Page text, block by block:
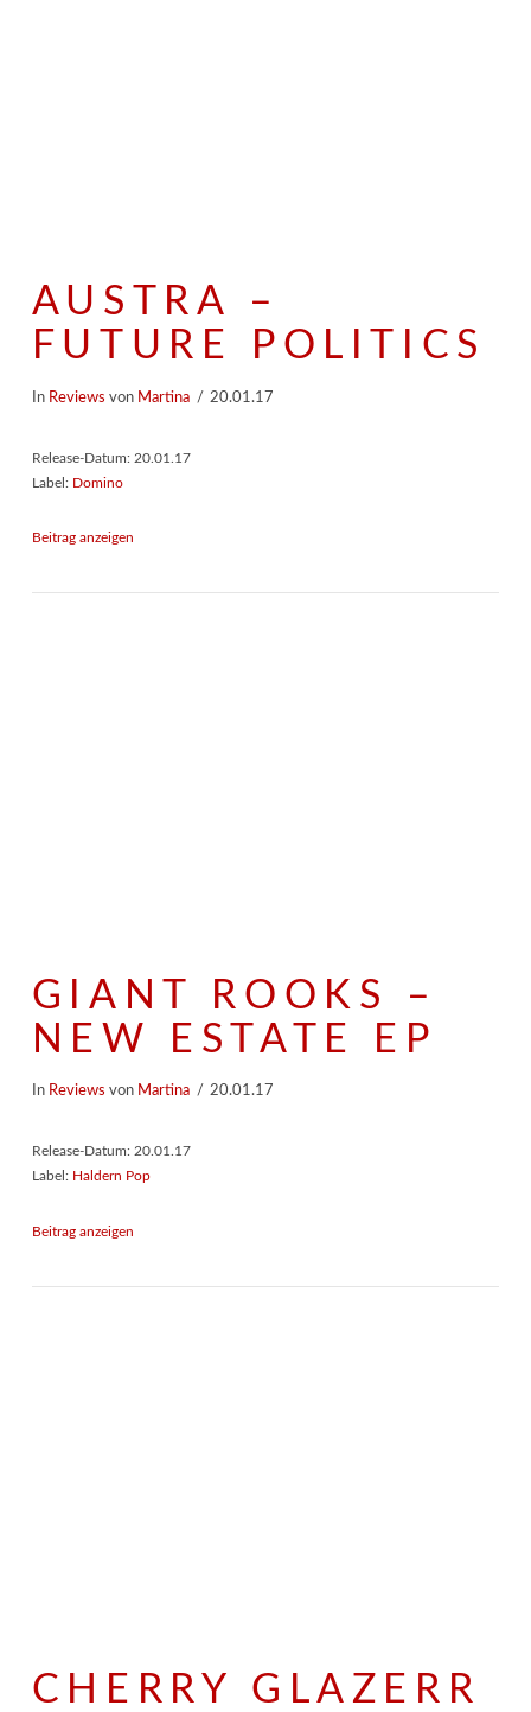
AUSTRA –
FUTURE POLITICS
In Reviews von Martina 20.01.17
Release-Datum: 20.01.17
Label: Domino
Beitrag anzeigen
GIANT ROOKS –
NEW ESTATE EP
In Reviews von Martina 20.01.17
Release-Datum: 20.01.17
Label: Haldern Pop
Beitrag anzeigen
CHERRY GLAZERR